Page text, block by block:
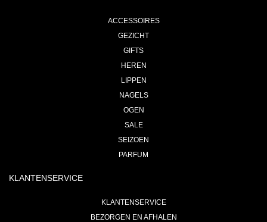
ACCESSOIRES
GEZICHT
GIFTS
HEREN
LIPPEN
NAGELS
OGEN
SALE
SEIZOEN
PARFUM
KLANTENSERVICE
KLANTENSERVICE
BEZORGEN EN AFHALEN